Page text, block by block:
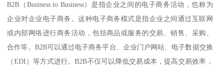
B2B（Business to Business）是指企业之间的电子商务活动，也称为
企业对企业电子商务。这种电子商务模式是指企业之间通过互联网
或内部网络进行商务活动，包括商品或服务的交易、销售、采购、
合作等。B2B可以通过电子商务平台、企业门户网站、电子数据交换
（EDI）等方式进行。B2B不仅可以降低交易成本，提高交易效率，